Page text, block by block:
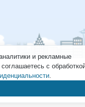
и рекламные
с
.